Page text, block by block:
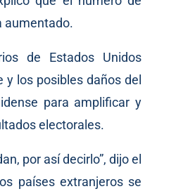
aumentado.
de Estados Unidos
los posibles daños del
para amplificar y
electorales.
por así decirlo”, dijo el
países extranjeros se